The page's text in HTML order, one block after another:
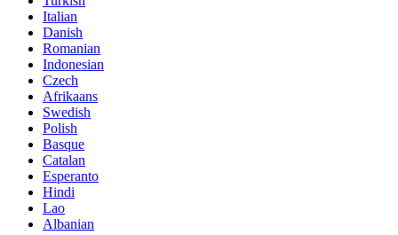
Italian
Danish
Romanian
Indonesian
Czech
Afrikaans
Swedish
Polish
Basque
Catalan
Esperanto
Hindi
Lao
Albanian